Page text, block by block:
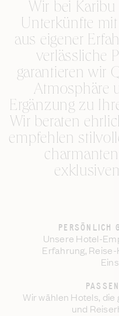
Wir bei
Unterkünfte
aus eigener
verlässliche
garantieren wir
Atmosphäre
Ergänzung zu
Wir beraten
empfehlen
PERSÖNLICH
Unsere Hotel-
Erfahrung,
Wir wählen Hotels,
und